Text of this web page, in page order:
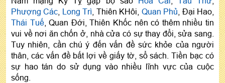
Phượng Các Long Trì , Thiên KHôi, Quan Phủ , Đại Hao,
Thái Tuế, Quan Đới, Thiên Khốc nên có thêm nhiều tin
vui về nơi ăn chốn ở, nhà cửa có sự thay đổi, sửa sang.
Tuy nhiên, cần chú ý đến vấn đề sức khỏe của người
thân, các vấn đề bất lợi về giấy tờ, sổ sách. Tiền bạc có
sự hao tán do sử dụng vào nhiều lĩnh vực của cuộc
sống.